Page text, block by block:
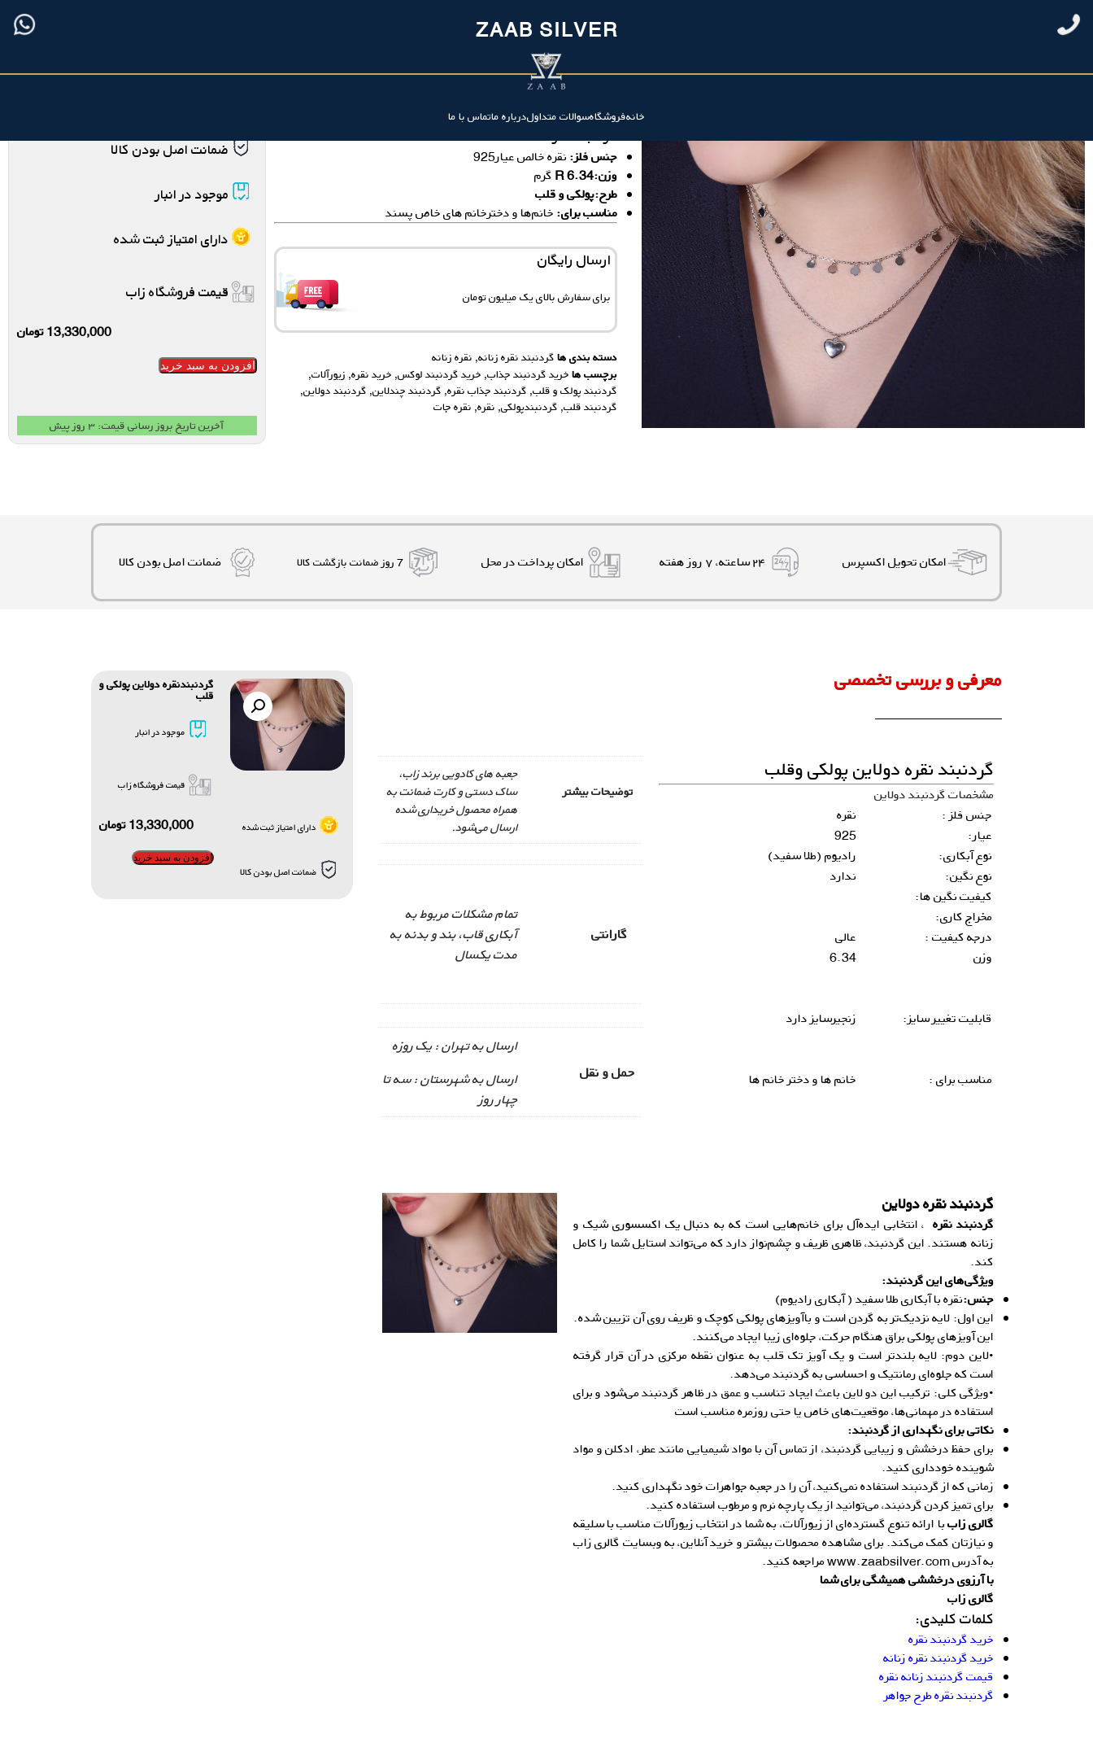
ZAAB SILVER
خانهفروشگاهسوالات متداولدرباره ماتماس با ما
خانه/
گردنبند نقره
جنس فلز: نقره خالص عیار925
وزن:6.34 R
گرم
طرح:پولکی و قلب
مناسب برای: خانم‌ها و دخترخانم های خاص پسند
ارسال رایگان
برای سفارش‌ بالای یک میلیون تومان
دسته بندی ها گردنبند نقره زنانه, نقره زنانه
برچسب ها خرید گردنبند جذاب, خرید گردنبند لوکس, خرید نقره, زیورآلات,
گردنبند پولک و قلب, گردنبند جذاب نقره, گردنبند چندلاین, گردنبند دولاین,
گردنبند قلب, گردنبندپولکی, نقره, نقره جات
ضمانت اصل بودن کالا
موجود در انبار
دارای امتیاز ثبت شده
قیمت فروشگاه زاب
13,330,000تومان
افزودن به سبد خرید
آخرین تاریخ بروز رسانی قیمت: ۳ روز پیش
امکان تحویل اکسپرس ۲۴ ساعته، ۷ روز هفته امکان پرداخت در محل 7 روز ضمانت بازگشت کالا ضمانت اصل بودن کالا
معرفی و بررسی تخصصی
گردنبند نقره دولاین پولکی وقلب
مشخصات گردنبند دولاین
جنس فلز :
نقره
عیار:
925
نوع آبکاری:
رادیوم (طلا سفید)
نوع نگین:
ندارد
کیفیت نگین ها:
مخراج کاری:
درجه کیفیت :
عالی
وزن
6.34
قابلیت تغییر سایز: زنجیرسایز دارد
مناسب برای : خانم ها و دختر خانم ها
توضیحات بیشتر
جعبه های کادویی برند زاب،
ساک دستی و کارت ضمانت به
همراه محصول خریداری شده
ارسال می‌شود.
گارانتی
تمام مشکلات مربوط به
آبکاری قاب، بند و بدنه به
مدت یکسال
حمل و نقل
ارسال به تهران : یک روزه
ارسال به شهرستان : سه تا
چهار روز
گردنبند نقره دولاین
گردنبند نقره ، انتخابی ایده‌آل برای خانم‌هایی است که به دنبال یک اکسسوری شیک و
زنانه هستند. این گردنبند، ظاهری ظریف و چشم‌نواز دارد که می‌تواند استایل شما را کامل
کند.
ویژگی‌های این گردنبند:
جنس:نقره با آبکاری طلا سفید ( آبکاری رادیوم)
این اول: لایه نزدیک‌تر به گردن است و باآویزهای پولکی کوچک و ظریف روی آن تزیین شده.
این آویزهای پولکی براق هنگام حرکت، جلوه‌ای زیبا ایجاد می‌کنند.
•لاین دوم: لایه بلندتر است و یک آویز تک قلب به عنوان نقطه مرکزی در آن قرار گرفته
است که جلوه‌ای رمانتیک و احساسی به گردنبند می‌دهد.
•ویژگی کلی: ترکیب این دو لاین باعث ایجاد تناسب و عمق در ظاهر گردنبند می‌شود و برای
استفاده در مهمانی‌ها، موقعیت‌های خاص یا حتی روزمره مناسب است
نکاتی برای نگهداری از گردنبند:
برای حفظ درخشش و زیبایی گردنبند، از تماس آن با مواد شیمیایی مانند عطر، ادکلن و مواد
شوینده خودداری کنید.
زمانی که از گردنبند استفاده نمی‌کنید، آن را در جعبه جواهرات خود نگهداری کنید.
برای تمیز کردن گردنبند، می‌توانید از یک پارچه نرم و مرطوب استفاده کنید.
گالری زاببا ارائه تنوع گسترده‌ای از زیورآلات، به شما در انتخاب زیورآلات مناسب با سلیقه
و نیازتان کمک می‌کند. برای مشاهده محصولات بیشتر و خرید آنلاین، به وبسایت گالری زاب
به آدرسwww.zaabsilver.comمراجعه کنید.
با آرزوی درخششی همیشگی برای شما
گالری زاب
کلمات کلیدی:
خرید گردنبند نقره
خرید گردنبند نقره زنانه
قیمت گردنبند زنانه نقره
گردنبند نقره طرح جواهر
دارای امتیاز ثبت شده
ضمانت اصل بودن کالا
گردنبندنقره دولاین پولکی و
قلب
موجود در انبار
قیمت فروشگاه زاب
13,330,000تومان
افزودن به سبد خرید